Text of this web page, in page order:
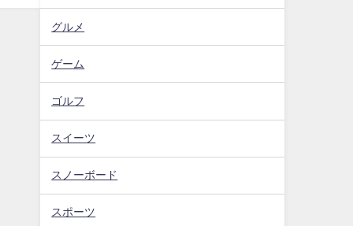
グルメ
ゲーム
ゴルフ
スイーツ
スノーボード
スポーツ